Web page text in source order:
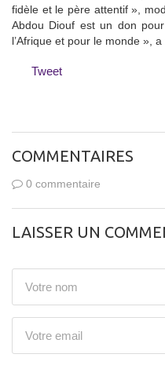
fidèle et le père attentif »,
Abdou Diouf est un don
l’Afrique et pour le monde »,
Tweet
COMMENTAIRES
0 commentaire
LAISSER UN